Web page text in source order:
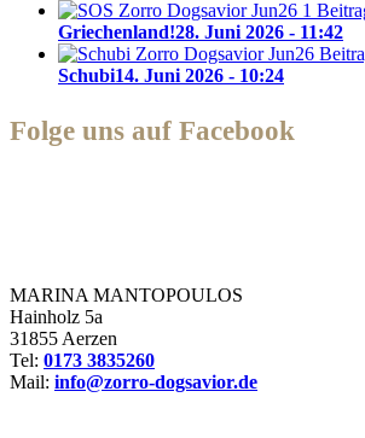
Griechenland!28. Juni 2026 - 11:42
Schubi14. Juni 2026 - 10:24
Folge uns auf Facebook
MARINA MANTOPOULOS
Hainholz 5a
31855 Aerzen
Tel: 0173 3835260
Mail: info@zorro-dogsavior.de